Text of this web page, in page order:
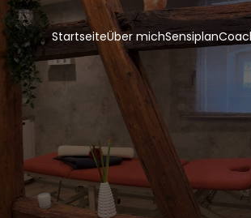
StartseiteÜber michSensiplan